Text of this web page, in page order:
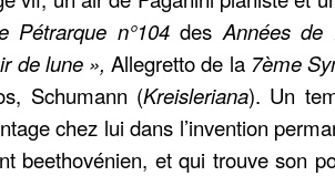
Pétrarque n°104desAnnées de
de lune »,Allegretto de la 7ème
Schumann (Kreisleriana). Un
chez lui dans l’invention
beethovénien, et qui trouve son